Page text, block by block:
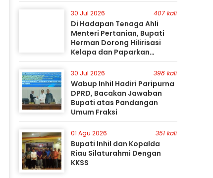
30 Jul 2026 407 kali
Di Hadapan Tenaga Ahli
Menteri Pertanian, Bupati
Herman Dorong Hilirisasi
Kelapa dan Paparkan
Besarnya Potensi Pertanian
Inhil
30 Jul 2026 398 kali
Wabup Inhil Hadiri Paripurna
DPRD, Bacakan Jawaban
Bupati atas Pandangan
Umum Fraksi
01 Agu 2026 351 kali
Bupati Inhil dan Kopalda
Riau Silaturahmi Dengan
KKSS